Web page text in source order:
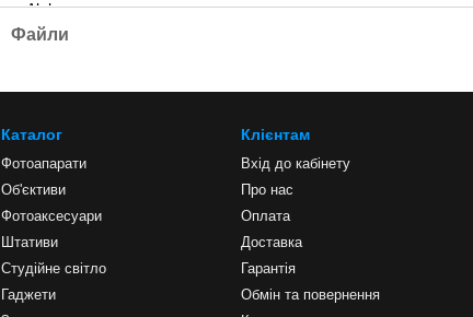
Файли
Каталог
Фотоапарати
Об'єктиви
Фотоаксесуари
Штативи
Студійне світло
Гаджети
Клієнтам
Вхід до кабінету
Про нас
Оплата
Доставка
Гарантія
Обмін та повернення